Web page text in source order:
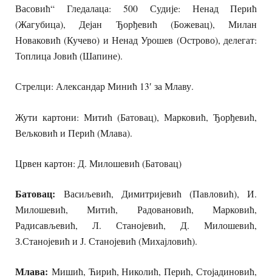
Васовић“Гледалаца: 500Судије: Ненад Перић
(Жагубица), Дејан Ђорђевић (Божевац), Милан
Новаковић (Кучево) и Ненад Урошев (Острово), делегат:
Топлица Јовић (Шапине).
Стрелци: Александар Минић 13′ за Млаву.
Жути картони: Митић (Батовац), Марковић, Ђорђевић,
Вељковић и Перић (Млава).
Црвен картон: Д. Милошевић (Батовац)
Батовац: Васиљевић, Димитријевић (Павловић), И.
Милошевић, Митић, Радовановић, Марковић,
Радисављевић, Л. Станојевић, Д. Милошевић,
З.Станојевић и Ј. Станојевић (Михајловић).
Млава: Мишић, Ћирић, Николић, Перић, Стојадиновић,